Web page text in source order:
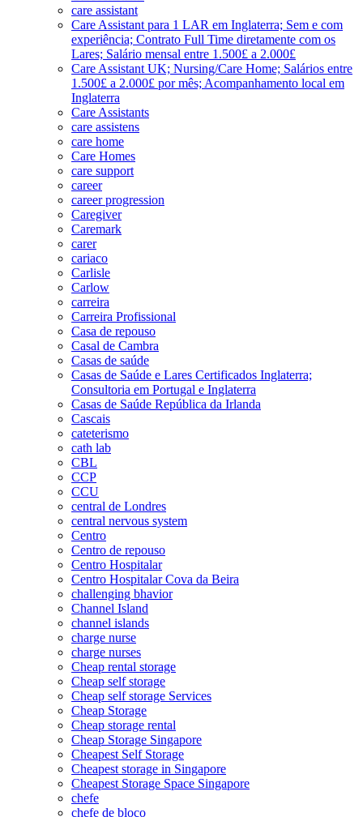
care assistant
Care Assistant para 1 LAR em Inglaterra; Sem e com
experiência; Contrato Full Time diretamente com os
Lares; Salário mensal entre 1.500£ a 2.000£
Care Assistant UK; Nursing/Care Home; Salários entre
1.500£ a 2.000£ por mês; Acompanhamento local em
Inglaterra
Care Assistants
care assistens
care home
Care Homes
care support
career
career progression
Caregiver
Caremark
carer
cariaco
Carlisle
Carlow
carreira
Carreira Profissional
Casa de repouso
Casal de Cambra
Casas de saúde
Casas de Saúde e Lares Certificados Inglaterra;
Consultoria em Portugal e Inglaterra
Casas de Saúde República da Irlanda
Cascais
cateterismo
cath lab
CBL
CCP
CCU
central de Londres
central nervous system
Centro
Centro de repouso
Centro Hospitalar
Centro Hospitalar Cova da Beira
challenging bhavior
Channel Island
channel islands
charge nurse
charge nurses
Cheap rental storage
Cheap self storage
Cheap self storage Services
Cheap Storage
Cheap storage rental
Cheap Storage Singapore
Cheapest Self Storage
Cheapest storage in Singapore
Cheapest Storage Space Singapore
chefe
chefe de bloco